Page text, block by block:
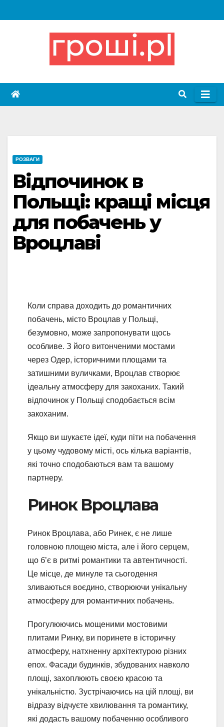
to
РОЗВАГИ
Відпочинок в
Польщі: кращі місця
для побачень у
Вроцлаві
Коли справа доходить до романтичних
побачень, місто Вроцлав у Польщі,
безумовно, може запропонувати щось
особливе. З його витонченими мостами
через Одер, історичними площами та
затишними вуличками, Вроцлав створює
ідеальну атмосферу для закоханих. Такий
відпочинок у Польщі сподобається всім
закоханим.
Якщо ви шукаєте ідеї, куди піти на побачення
у цьому чудовому місті, ось кілька варіантів,
які точно сподобаються вам та вашому
партнеру.
Ринок Вроцлава
Ринок Вроцлава, або Ринек, є не лише
головною площею міста, але і його серцем,
що б’є в ритмі романтики та автентичності.
Це місце, де минуле та сьогодення
зливаються воєдино, створюючи унікальну
атмосферу для романтичних побачень.
Прогулюючись мощеними мостовими
плитами Ринку, ви поринете в історичну
атмосферу, натхненну архітектурою різних
епох. Фасади будинків, збудованих навколо
площі, захоплюють своєю красою та
унікальністю. Зустрічаючись на цій площі, ви
відразу відчуєте хвилювання та романтику,
які додасть вашому побаченню особливого